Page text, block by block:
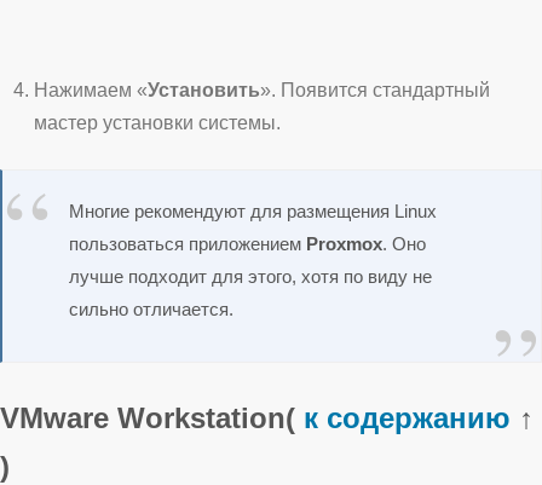
Нажимаем «Установить». Появится стандартный
мастер установки системы.
Многие рекомендуют для размещения Linux
пользоваться приложением Proxmox. Оно
лучше подходит для этого, хотя по виду не
сильно отличается.
VMware Workstation( к содержанию ↑
)